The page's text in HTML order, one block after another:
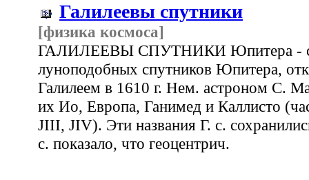
Галилеевы спутники
[физика космоса]
ГАЛИЛЕЕВЫ СПУТНИКИ Юпитера -
луноподобных спутников Юпитера,
Галилеем в 1610 г. Нем. астроном С.
их Ио, Европа, Ганимед и Каллисто
JIII, JIV). Эти названия Г. с.
с. показало, что геоцентрич.